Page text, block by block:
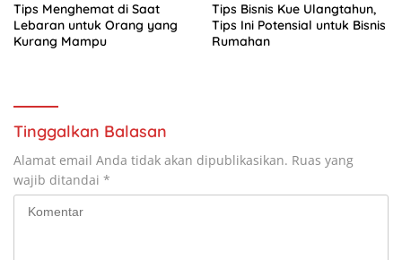
Tips Menghemat di Saat
Lebaran untuk Orang yang
Kurang Mampu
Tips Bisnis Kue Ulangtahun,
Tips Ini Potensial untuk Bisnis
Rumahan
Tinggalkan Balasan
Alamat email Anda tidak akan dipublikasikan. Ruas yang
wajib ditandai *